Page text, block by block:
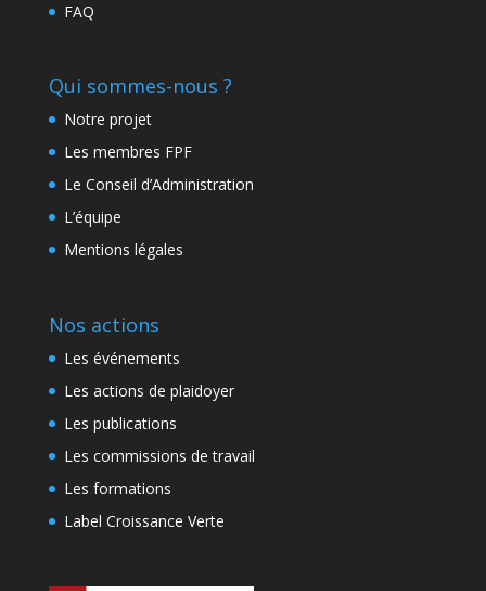
FAQ
Qui sommes-nous ?
Notre projet
Les membres FPF
Le Conseil d’Administration
L’équipe
Mentions légales
Nos actions
Les événements
Les actions de plaidoyer
Les publications
Les commissions de travail
Les formations
Label Croissance Verte